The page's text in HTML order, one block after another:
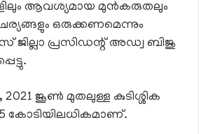
ആവശ്യമായ മുൻകരുതലും
ഒരുക്കണമെന്നും
പ്രസിഡന്റ് അഡ്വ ബിജു
2021 ജൂൺ മുതലുള്ള കുടിശ്ശിക
കോടിയിലധികമാണ്.